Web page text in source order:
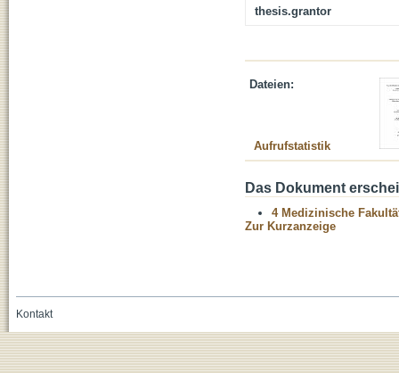
thesis.grantor
Dateien:
Aufrufstatistik
Das Dokument
4 Medizinische
Zur Kurzanzeige
Kontakt